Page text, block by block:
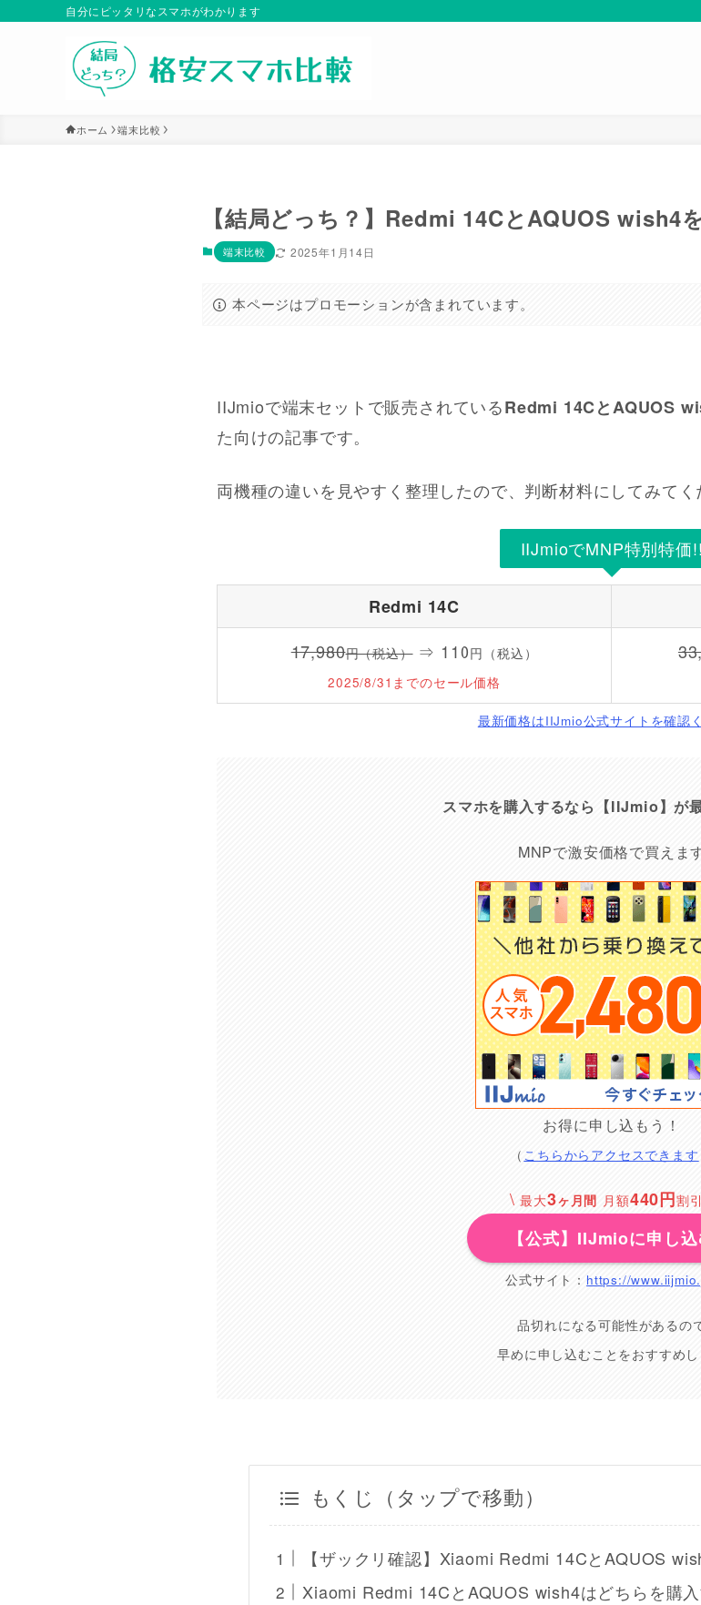
自分にピッタリなスマホがわかります
ホーム 端末比較
【結局どっち？】Redmi 14CとAQUOS wish4
端末比較 2025年1月14日
本ページはプロモーションが含まれています。
IIJmioで端末セットで販売されているRedmi 14CとAQUOS
た向けの記事です。
両機種の違いを見やすく整理したので、判断材料にしてみてく
IIJmioでMNP特別特価!!
Redmi 14C
17,980円（税込）⇒ 110円（税込）
2025/8/31までのセール価格
最新価格はIIJmio公式サイトを確認
スマホを購入するなら【IIJmio】が
MNPで激安価格で買えま
お得に申し込もう！
（ こちらからアクセスできます
\最大3ヶ月間 月額440円割引
【公式】IIJmioに申し
公式サイト： https://
品切れになる可能性があるの
早めに申し込むことをおすすめ
もくじ（タップで移動）
【ザックリ確認】Xiaomi Redmi 14CとAQUOS
Xiaomi Redmi 14CとAQUOS wish4はどちらを購